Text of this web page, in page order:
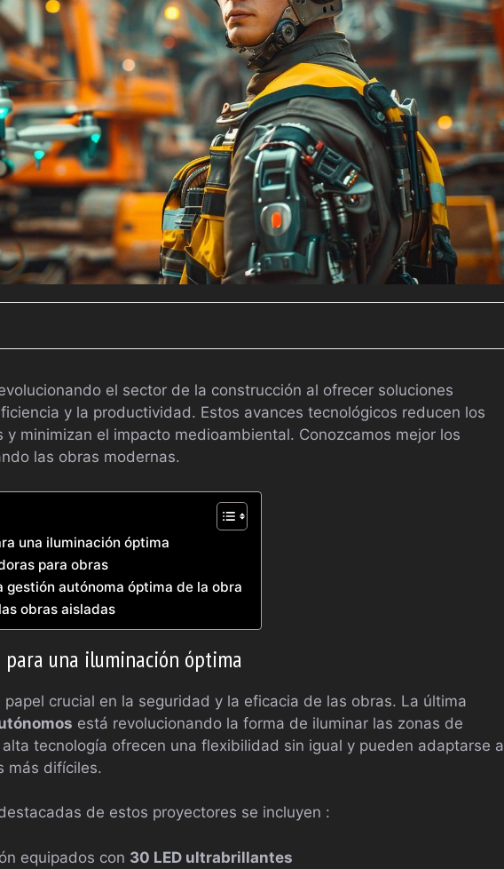
el sector de la construcción al ofrecer soluciones
y la productividad. Estos avances tecnológicos reducen los
minimizan el impacto medioambiental. Conozcamos mejor los
las obras modernas.
una iluminación óptima
para obras
gestión autónoma óptima de la obra
obras aisladas
para una iluminación óptima
crucial en la seguridad y la eficacia de las obras. La última
está revolucionando la forma de iluminar las zonas de
tecnología ofrecen una flexibilidad sin igual y pueden adaptarse a
más difíciles.
de estos proyectores se incluyen :
equipados con 30 LED ultrabrillantes